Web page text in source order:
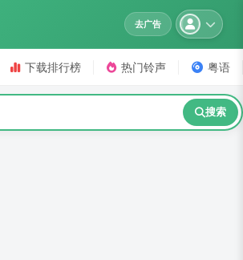
去广告
下载排行榜 热门铃声 粤语
搜索